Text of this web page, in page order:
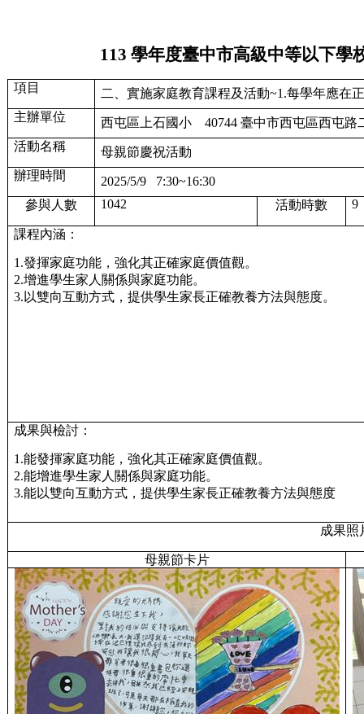
113 學年度臺中市高級中等以下學
項目
二、實施家庭教育課程及活動~1.每學年應在
主辦單位
西屯區上石國小
40744 臺中市西屯區西屯路
活動名稱
母親節慶祝活動
辦理時間
2025/5/9
7:30~16:30
參與人數
1042 活動時數 9
課程內涵：
1.發揮家庭功能，強化其正確家庭價值觀。
2.增進學生家人關係與家庭功能。
3.以雙向互動方式，提供學生家長正確教養方法與態度。
成果與檢討：
1.能發揮家庭功能，強化其正確家庭價值觀。
2.能增進學生家人關係與家庭功能。
3.能以雙向互動方式，提供學生家長正確教養方法與態度
成果照
母親節卡片